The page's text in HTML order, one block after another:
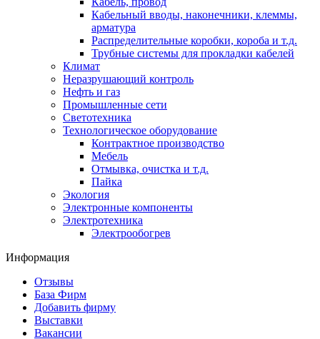
Кабельный вводы, наконечники, клеммы,
арматура
Распределительные коробки, короба и т.д.
Трубные системы для прокладки кабелей
Климат
Неразрушающий контроль
Нефть и газ
Промышленные сети
Светотехника
Технологическое оборудование
Контрактное производство
Мебель
Отмывка, очистка и т.д.
Пайка
Экология
Электронные компоненты
Электротехника
Электрообогрев
Информация
Отзывы
База Фирм
Добавить фирму
Выставки
Вакансии